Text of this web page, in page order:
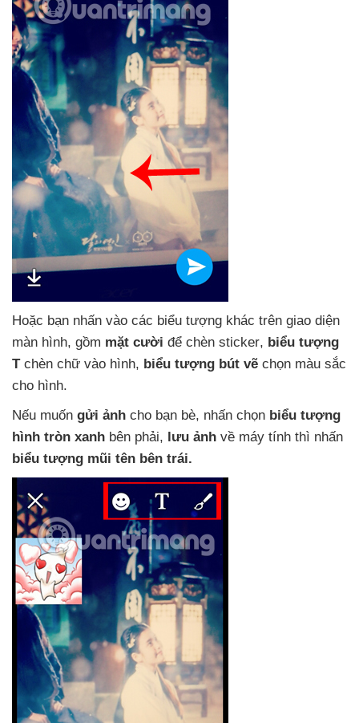
Hoặc bạn nhấn vào các biểu tượng khác trên giao diện
màn hình, gồm mặt cười để chèn sticker, biểu tượng
Tchèn chữ vào hình, biểu tượng bút vẽ chọn màu sắc
cho hình.
Nếu muốn gửi ảnh cho bạn bè, nhấn chọn biểu tượng
hình tròn xanh bên phải, lưu ảnh về máy tính thì nhấn
biểu tượng mũi tên bên trái.